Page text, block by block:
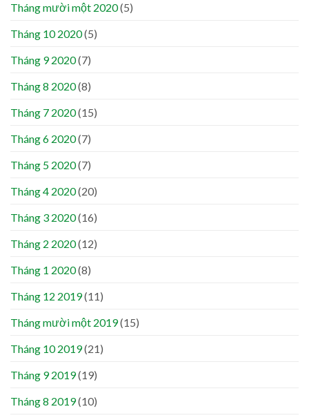
Tháng mười một 2020(5)
Tháng 10 2020(5)
Tháng 9 2020(7)
Tháng 8 2020(8)
Tháng 7 2020(15)
Tháng 6 2020(7)
Tháng 5 2020(7)
Tháng 4 2020(20)
Tháng 3 2020(16)
Tháng 2 2020(12)
Tháng 1 2020(8)
Tháng 12 2019(11)
Tháng mười một 2019(15)
Tháng 10 2019(21)
Tháng 9 2019(19)
Tháng 8 2019(10)